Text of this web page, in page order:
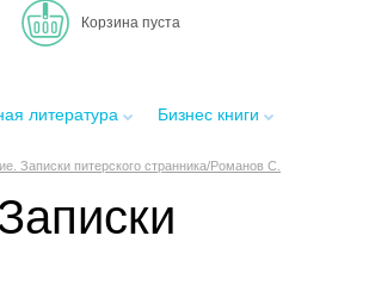
Корзина пуста
литература Бизнес книги
Записки питерского странника/Романов С.